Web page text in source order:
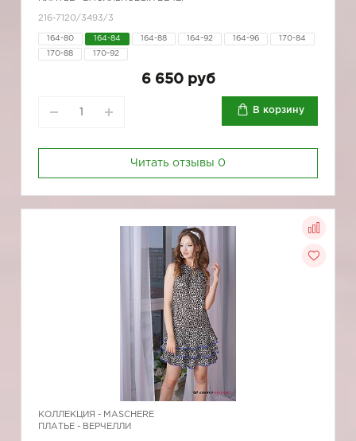
216-7120/3493/3
164-80 164-84 164-88 164-92 164-96 170-84
170-88 170-92
6 650 руб
В корзину
Читать отзывы 0
КОЛЛЕКЦИЯ - MASCHERE
ПЛАТЬЕ - ВЕРЧЕЛЛИ